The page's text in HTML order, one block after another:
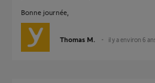
Bonne journée,
Thomas M. il y a environ 6